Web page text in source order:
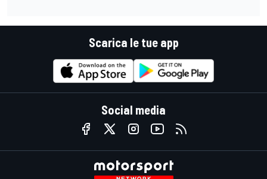
Scarica le tue app
Social media